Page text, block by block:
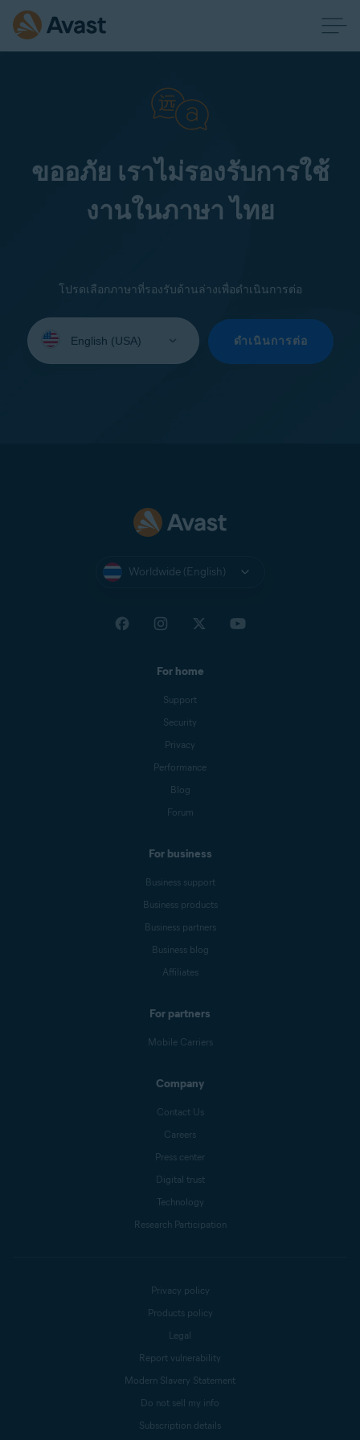
ขออภัย เราไม่รองรับการใช้
งานในภาษา ไทย
โปรดเลือกภาษาที่รองรับด้านล่างเพื่อดำเนินการต่อ
your
ดำเนินการต่อ
Worldwide (English)
For home
Support
Security
Privacy
Performance
Blog
Forum
For business
Business support
Business products
Business partners
Business blog
Affiliates
For partners
Mobile Carriers
Company
Contact Us
Careers
Press center
Digital trust
Technology
Research Participation
Privacy policy
Products policy
Legal
Report vulnerability
Modern Slavery Statement
Do not sell my info
Subscription details